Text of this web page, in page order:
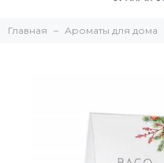
Главная Ароматы для дома